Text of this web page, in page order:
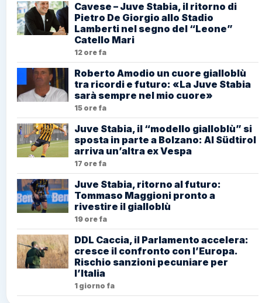
Cavese – Juve Stabia, il ritorno di
Pietro De Giorgio allo Stadio
Lamberti nel segno del “Leone”
Catello Mari
12 ore fa
Roberto Amodio un cuore gialloblù
tra ricordi e futuro: «La Juve Stabia
sarà sempre nel mio cuore»
15 ore fa
Juve Stabia, il “modello gialloblù” si
sposta in parte a Bolzano: Al Südtirol
arriva un’altra ex Vespa
17 ore fa
Juve Stabia, ritorno al futuro:
Tommaso Maggioni pronto a
rivestire il gialloblù
19 ore fa
DDL Caccia, il Parlamento accelera:
cresce il confronto con l’Europa.
Rischio sanzioni pecuniare per
l’Italia
1 giorno fa